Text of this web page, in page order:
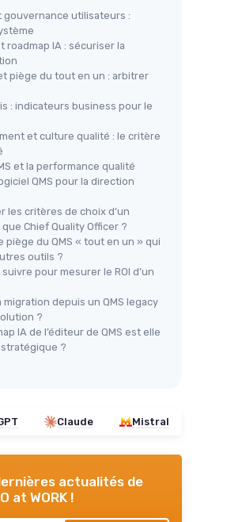
gouvernance utilisateurs :
roadmap IA : sécuriser la
piège du tout en un : arbitrer
: indicateurs business pour le
et culture qualité : le critère
et la performance qualité
QMS pour la direction
les critères de choix d’un
Chief Quality Officer ?
piège du QMS « tout en un » qui
outils ?
pour mesurer le ROI d’un
depuis un QMS legacy
?
IA de l’éditeur de QMS est elle
?
Claude Mistral
actualités de
at WORK !